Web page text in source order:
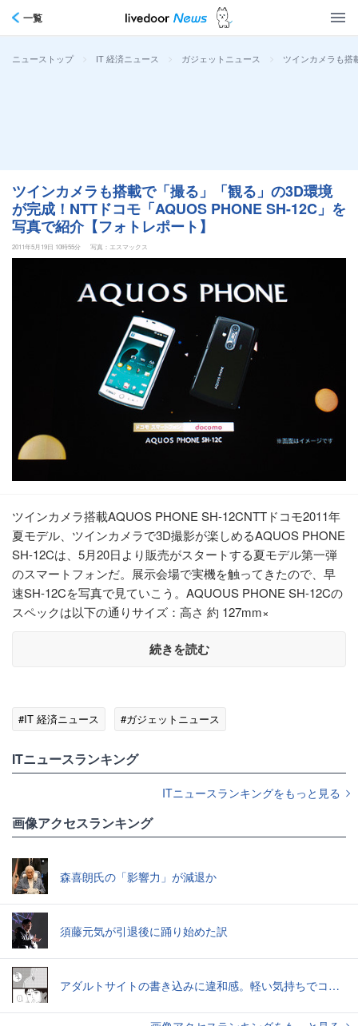
一覧
ニューストップ > IT 経済ニュース > ガジェットニュース > ツインカメラも搭
ツインカメラも搭載で「撮る」「観る」の3D環境
が完成！NTTドコモ「AQUOS PHONE SH-12C」を
写真で紹介【フォトレポート】
2011年5月19日 10時55分 写真：エスマックス
ツインカメラ搭載AQUOS PHONE SH-12CNTTドコモ2011年
夏モデル、ツインカメラで3D撮影が楽しめるAQUOS PHONE
SH-12Cは、5月20日より販売がスタートする夏モデル第一弾
のスマートフォンだ。展示会場で実機を触ってきたので、早
速SH-12Cを写真で見ていこう。AQUOUS PHONE SH-12Cの
スペックは以下の通りサイズ：高さ 約 127mm×
続きを読む
#IT 経済ニュース #ガジェットニュース
ITニュースランキング
ITニュースランキングをもっと見る
画像アクセスランキング
森喜朗氏の「影響力」が減退か
須藤元気が引退後に踊り始めた訳
アダルトサイトの書き込みに違和感。軽い気持ちでコメントしてみると…／近畿地方のある場所について（1）